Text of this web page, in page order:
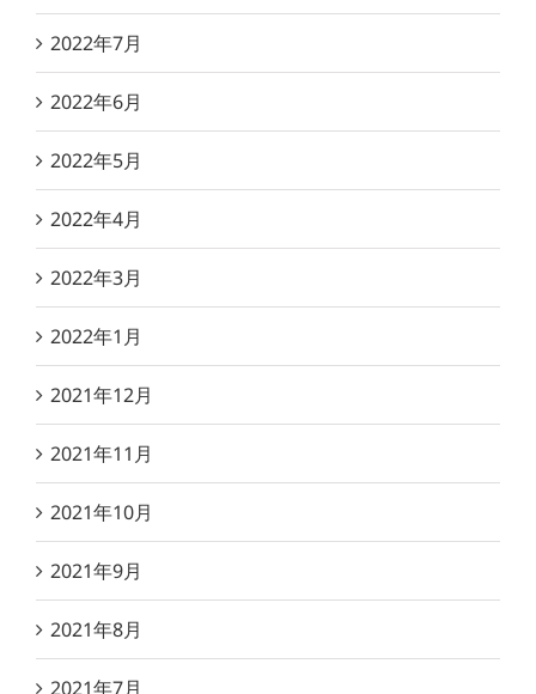
2022年7月
2022年6月
2022年5月
2022年4月
2022年3月
2022年1月
2021年12月
2021年11月
2021年10月
2021年9月
2021年8月
2021年7月